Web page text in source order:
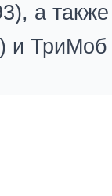
а
и ТриМоб